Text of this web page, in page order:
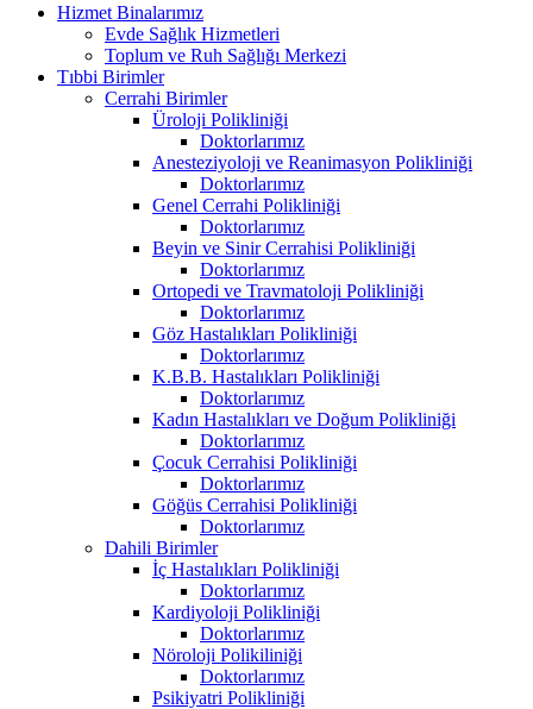
Hizmet Binalarımız
Evde Sağlık Hizmetleri
Toplum ve Ruh Sağlığı Merkezi
Tıbbi Birimler
Cerrahi Birimler
Üroloji Polikliniği
Doktorlarımız
Anesteziyoloji ve Reanimasyon Polikliniği
Doktorlarımız
Genel Cerrahi Polikliniği
Doktorlarımız
Beyin ve Sinir Cerrahisi Polikliniği
Doktorlarımız
Ortopedi ve Travmatoloji Polikliniği
Doktorlarımız
Göz Hastalıkları Polikliniği
Doktorlarımız
K.B.B. Hastalıkları Polikliniği
Doktorlarımız
Kadın Hastalıkları ve Doğum Polikliniği
Doktorlarımız
Çocuk Cerrahisi Polikliniği
Doktorlarımız
Göğüs Cerrahisi Polikliniği
Doktorlarımız
Dahili Birimler
İç Hastalıkları Polikliniği
Doktorlarımız
Kardiyoloji Polikliniği
Doktorlarımız
Nöroloji Polikiliniği
Doktorlarımız
Psikiyatri Polikliniği